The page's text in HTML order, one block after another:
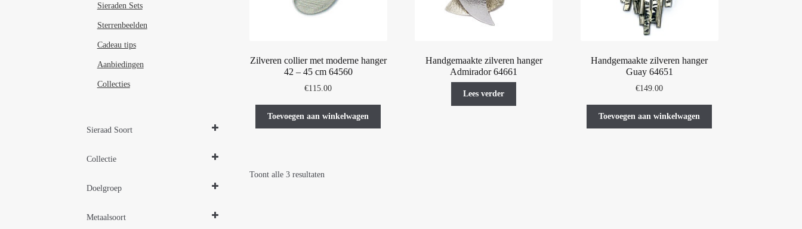
Zilveren collier met moderne hanger
42 – 45 cm 64560
€115.00
Toevoegen aan winkelwagen
Handgemaakte zilveren hanger
Admirador 64661
Lees verder
Handgemaakte zilveren hanger
Guay 64651
€149.00
Toevoegen aan winkelwagen
Toont alle 3 resultaten
Sieraden Sets
Sterrenbeelden
Cadeau tips
Aanbiedingen
Collecties
Sieraad Soort
Hangers
Collectie
Zilveren sieraden 925
Doelgroep
Metaalsoort